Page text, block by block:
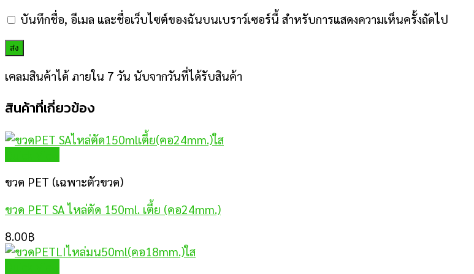
บันทึกชื่อ, อีเมล และชื่อเว็บไซต์ของฉันบนเบราว์เซอร์นี้ สำหรับการแสดงความเห็นครั้งถัดไป
เคลมสินค้าได้ ภายใน 7 วัน นับจากวันที่ได้รับสินค้า
สินค้าที่เกี่ยวข้อง
ขวด PET (เฉพาะตัวขวด)
ขวด PET SA ไหล่ตัด 150ml. เตี้ย (คอ24mm.)
8.00฿